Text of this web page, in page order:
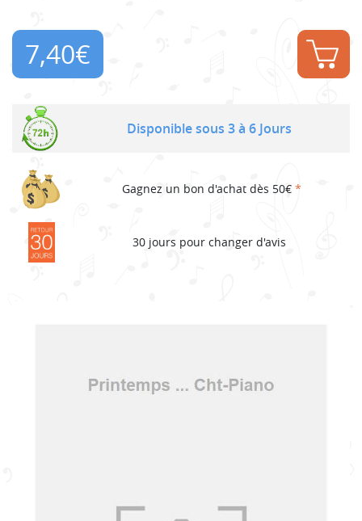
7,40€
Disponible sous 3 à 6 Jours
Gagnez un bon d'achat dès 50€ *
30 jours pour changer d'avis